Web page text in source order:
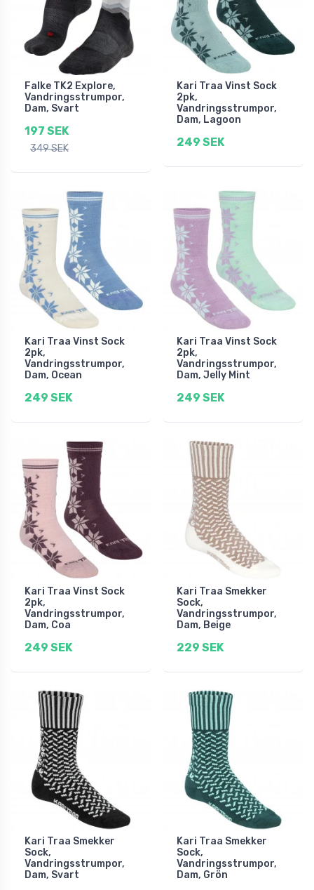
Falke TK2 Explore,
Vandringsstrumpor,
Dam, Svart
197 SEK
349 SEK
Kari Traa Vinst Sock
2pk,
Vandringsstrumpor,
Dam, Lagoon
249 SEK
Kari Traa Vinst Sock
2pk,
Vandringsstrumpor,
Dam, Ocean
249 SEK
Kari Traa Vinst Sock
2pk,
Vandringsstrumpor,
Dam, Jelly Mint
249 SEK
Kari Traa Vinst Sock
2pk,
Vandringsstrumpor,
Dam, Coa
249 SEK
Kari Traa Smekker
Sock,
Vandringsstrumpor,
Dam, Beige
229 SEK
Kari Traa Smekker
Sock,
Vandringsstrumpor,
Dam, Svart
Kari Traa Smekker
Sock,
Vandringsstrumpor,
Dam, Grön